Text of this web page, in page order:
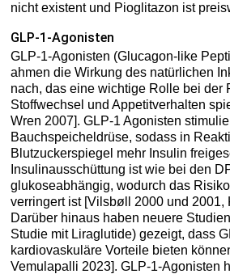
nicht existent und Pioglitazon ist
GLP-1-Agonisten
GLP-1-Agonisten (Glucagon-like
ahmen die Wirkung des natürlichen
nach, das eine wichtige Rolle bei der
Stoffwechsel und Appetitverhalten
Wren 2007]. GLP-1 Agonisten
Bauchspeicheldrüse, sodass in
Blutzuckerspiegel mehr Insulin
Insulinausschüttung ist wie bei den
glukoseabhängig, wodurch das
verringert ist [Vilsbøll 2000 und 2001,
Darüber hinaus haben neuere
Studie mit Liraglutide) gezeigt, dass
kardiovaskuläre Vorteile bieten
Vemulapalli 2023]. GLP-1-Agonisten